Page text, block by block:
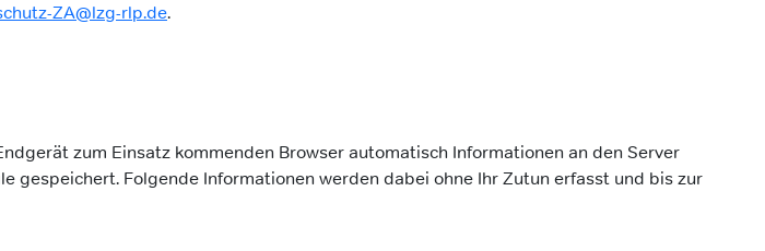
ZA@lzg-rlp.de.
zum Einsatz kommenden Browser automatisch Informationen an den Server
gespeichert. Folgende Informationen werden dabei ohne Ihr Zutun erfasst und bis zur